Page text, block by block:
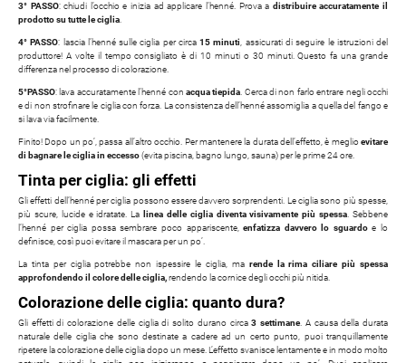
3° PASSO: chiudi l’occhio e inizia ad applicare l’henné. Prova a distribuire accuratamente il
prodotto su tutte le ciglia.
4° PASSO: lascia l’henné sulle ciglia per circa15 minuti, assicurati di seguire le istruzioni del
produttore! A volte il tempo consigliato è di 10 minuti o 30 minuti. Questo fa una grande
differenza nel processo di colorazione.
5°PASSO: lava accuratamente l’henné con acqua tiepida. Cerca di non farlo entrare negli occhi
e di non strofinare le ciglia con forza. La consistenza dell’henné assomiglia a quella del fango e
si lava via facilmente.
Finito! Dopo un po’, passa all’altro occhio. Per mantenere la durata dell’effetto, è meglioevitare
di bagnare le ciglia in eccesso(evita piscina, bagno lungo, sauna) per le prime 24 ore.
Tinta per ciglia: gli effetti
Gli effetti dell’henné per ciglia possono essere davvero sorprendenti. Le ciglia sono più spesse,
più scure, lucide e idratate. La
linea delle ciglia diventa visivamente più spessa. Sebbene
l’henné per ciglia possa sembrare poco appariscente,enfatizza davvero lo sguardoe lo
definisce, così puoi evitare il mascara per un po’.
La tinta per ciglia potrebbe non ispessire le ciglia, ma rende la rima ciliare più spessa
approfondendo il colore delle ciglia,rendendo la cornice degli occhi più nitida.
Colorazione delle ciglia: quanto dura?
Gli effetti di colorazione delle ciglia di solito durano circa3 settimane. A causa della durata
naturale delle ciglia che sono destinate a cadere ad un certo punto, puoi tranquillamente
ripetere la colorazione delle ciglia dopo un mese. L’effetto svanisce lentamente e in modo molto